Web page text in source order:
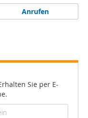
Anrufen
Sie per E-